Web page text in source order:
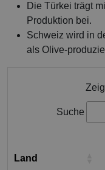
Die Türkei trägt
Produktion bei.
Schweiz wird in
als Olive-
Suche
Land